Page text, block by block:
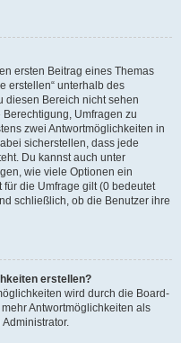
ersten Beitrag eines Themas
erstellen“ unterhalb des
diesen Bereich nicht sehen
Umfragen zu
zwei Antwortmöglichkeiten in
sicherstellen, dass jede
Du kannst auch unter
wie viele Optionen ein
die Umfrage gilt (0 bedeutet
schließlich, ob die Benutzer ihre
erstellen?
wird durch die Board-
Antwortmöglichkeiten als